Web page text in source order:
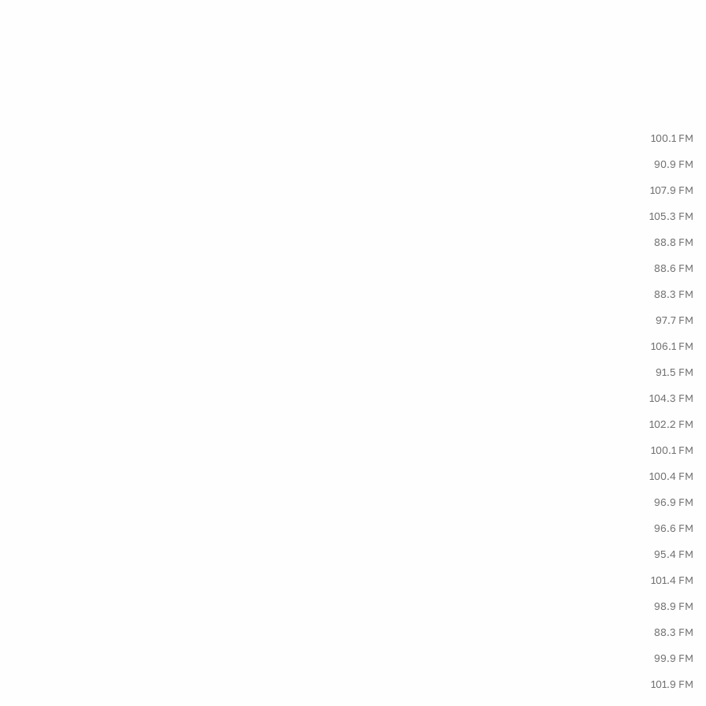
100.1 FM
90.9 FM
107.9 FM
105.3 FM
88.8 FM
88.6 FM
88.3 FM
97.7 FM
106.1 FM
91.5 FM
104.3 FM
102.2 FM
100.1 FM
100.4 FM
96.9 FM
96.6 FM
95.4 FM
101.4 FM
98.9 FM
88.3 FM
99.9 FM
101.9 FM